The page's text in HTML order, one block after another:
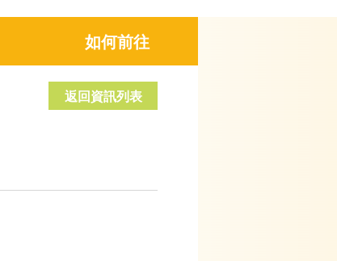
如何前往
返回資訊列表